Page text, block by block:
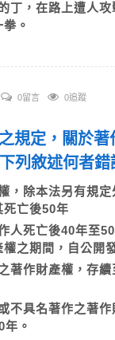
丁，在路上遭人
。
0留言 0追蹤
規定，關於著
列敘述何者
，除本法另有規定
死亡後50年
人死亡後40年至
權之期間，自公開
著作財產權，存
不具名著作之著
年。